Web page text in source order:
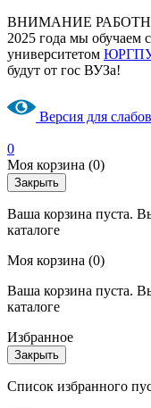
ВНИМАНИЕ
2025 года мы обучаем
университетом
будут от гос ВУЗа!
Версия для
0
Моя корзина (0)
Закрыть
Ваша корзина пуста.
каталоге
Моя корзина (0)
Ваша корзина пуста.
каталоге
Избранное
Закрыть
Список избранного